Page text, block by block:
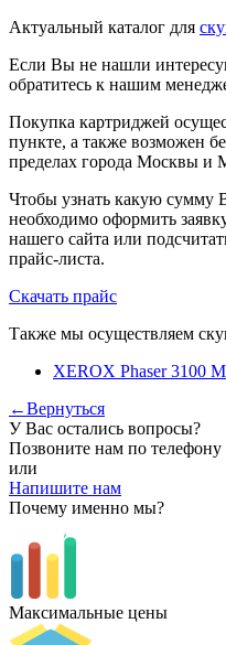
Актуальный каталог для
Если Вы не нашли
обратитесь к нашим
Покупка картриджей
пункте, а также возможен
пределах города Москвы и
Чтобы узнать какую сумму
необходимо оформить
нашего сайта или
прайс-листа.
Скачать прайс
Также мы осуществляем
XEROX Phaser 3100
←Вернуться
У Вас остались вопросы?
Позвоните нам по телефону
или
Напишите нам
Почему именно мы?
Максимальные цены